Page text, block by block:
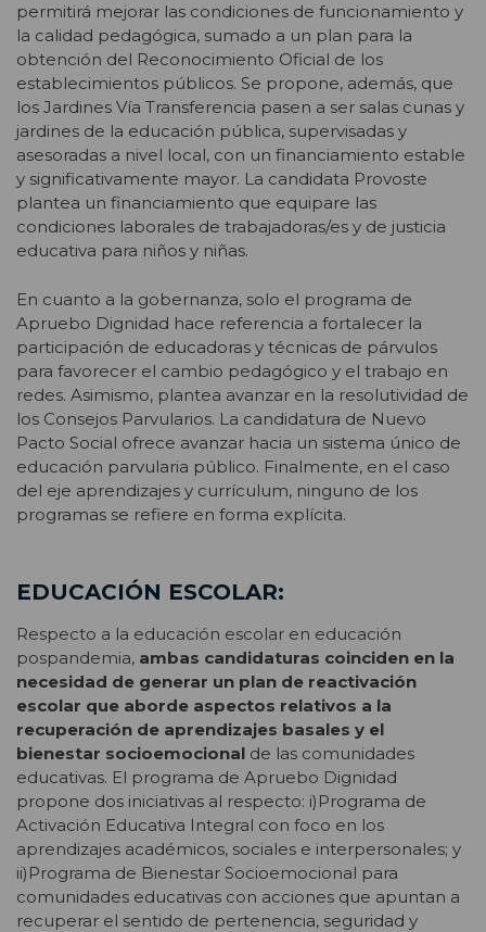
permitirá mejorar las condiciones de funcionamiento y
la calidad pedagógica, sumado a un plan para la
obtención del Reconocimiento Oficial de los
establecimientos públicos. Se propone, además, que
los Jardines Vía Transferencia pasen a ser salas cunas y
jardines de la educación pública, supervisadas y
asesoradas a nivel local, con un financiamiento estable
y significativamente mayor. La candidata Provoste
plantea un financiamiento que equipare las
condiciones laborales de trabajadoras/es y de justicia
educativa para niños y niñas.
En cuanto a la gobernanza, solo el programa de
Apruebo Dignidad hace referencia a fortalecer la
participación de educadoras y técnicas de párvulos
para favorecer el cambio pedagógico y el trabajo en
redes. Asimismo, plantea avanzar en la resolutividad de
los Consejos Parvularios. La candidatura de Nuevo
Pacto Social ofrece avanzar hacia un sistema único de
educación parvularia público. Finalmente, en el caso
del eje aprendizajes y currículum, ninguno de los
programas se refiere en forma explícita.
EDUCACIÓN ESCOLAR:
Respecto a la educación escolar en educación
pospandemia, ambas candidaturas coinciden en la
necesidad de generar un plan de reactivación
escolar que aborde aspectos relativos a la
recuperación de aprendizajes basales y el
bienestar socioemocional de las comunidades
educativas. El programa de Apruebo Dignidad
propone dos iniciativas al respecto: i)Programa de
Activación Educativa Integral con foco en los
aprendizajes académicos, sociales e interpersonales; y
ii)Programa de Bienestar Socioemocional para
comunidades educativas con acciones que apuntan a
recuperar el sentido de pertenencia, seguridad y